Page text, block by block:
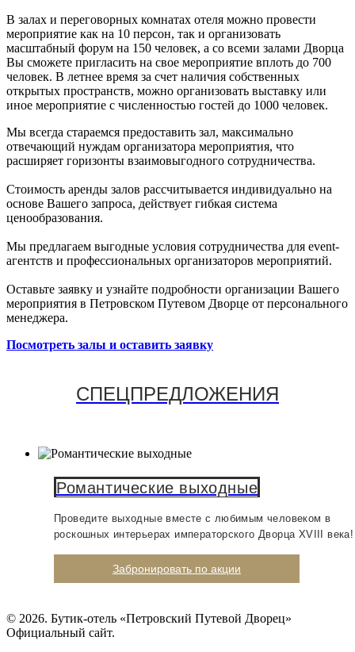
В залах и переговорных комнатах отеля можно провести
мероприятие как на 10 персон, так и организовать
масштабный форум на 150 человек, а со всеми залами Дворца
Вы сможете пригласить на свое мероприятие вплоть до 700
человек. В летнее время за счет наличия собственных
открытых пространств, можно организовать выставку или
иное мероприятие с численностью гостей до 1000 человек.
Мы всегда стараемся предоставить зал, максимально
отвечающий нуждам организатора мероприятия, что
расширяет горизонты взаимовыгодного сотрудничества.
Стоимость аренды залов рассчитывается индивидуально на
основе Вашего запроса, действует гибкая система
ценообразования.
Мы предлагаем выгодные условия сотрудничества для event-
агентств и профессиональных организаторов мероприятий.
Оставьте заявку и узнайте подробности организации Вашего
мероприятия в Петровском Путевом Дворце от персонального
менеджера.
Посмотреть залы и оставить заявку
СПЕЦПРЕДЛОЖЕНИЯ
Романтические выходные
Проведите выходные вместе с любимым человеком в
роскошных интерьерах императорского Дворца XVIII
Забронировать по акции
© 2026. Бутик-отель «Петровский Путевой Дворец»
Официальный сайт.